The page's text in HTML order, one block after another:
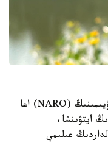
جاپونيانىڭ ۇلتتىق اگرارلىق زەرتتەۋلەر ۇيىمىنىڭ (NARO) اعا
ايتۋىنشا،
عىلىمي